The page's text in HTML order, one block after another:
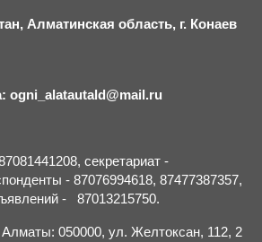
Алматинская область, г. Конаев
ogni_alatautald@mail.ru
секретариат -
- 87076994618, 87477387357,
- 87013215750.
Алматы: 050000, ул. Желтоксан, 112, 2